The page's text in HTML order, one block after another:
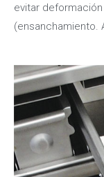
evitar
(ensanchamiento.